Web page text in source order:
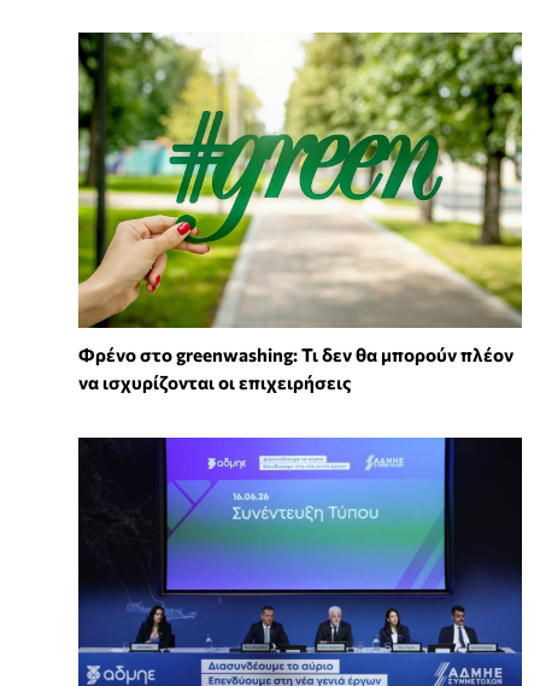
Φρένο στο greenwashing: Τι δεν θα μπορούν πλέον
να ισχυρίζονται οι επιχειρήσεις